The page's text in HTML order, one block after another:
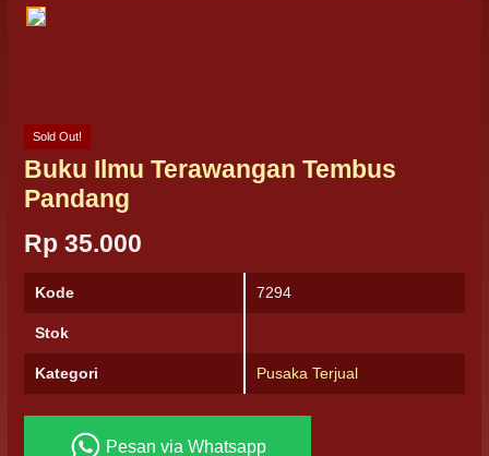
Sold Out!
Buku Ilmu Terawangan Tembus
Pandang
Rp 35.000
Kode 7294
Stok
Kategori Pusaka Terjual
Pesan via Whatsapp